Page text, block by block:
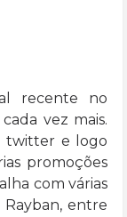
recente no
vez mais.
twitter e logo
promoções
com várias
entre